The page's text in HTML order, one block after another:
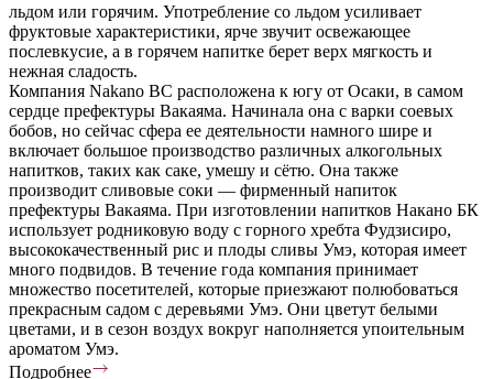
льдом или горячим. Употребление со льдом усиливает
фруктовые характеристики, ярче звучит освежающее
послевкусие, а в горячем напитке берет верх мягкость и
нежная сладость.
Компания Nakano BC расположена к югу от Осаки, в самом
сердце префектуры Вакаяма. Начинала она с варки соевых
бобов, но сейчас сфера ее деятельности намного шире и
включает большое производство различных алкогольных
напитков, таких как саке, умешу и сётю. Она также
производит сливовые соки — фирменный напиток
префектуры Вакаяма. При изготовлении напитков Накано БК
использует родниковую воду с горного хребта Фудзисиро,
высококачественный рис и плоды сливы Умэ, которая имеет
много подвидов. В течение года компания принимает
множество посетителей, которые приезжают полюбоваться
прекрасным садом с деревьями Умэ. Они цветут белыми
цветами, и в сезон воздух вокруг наполняется упоительным
ароматом Умэ.
Подробнее